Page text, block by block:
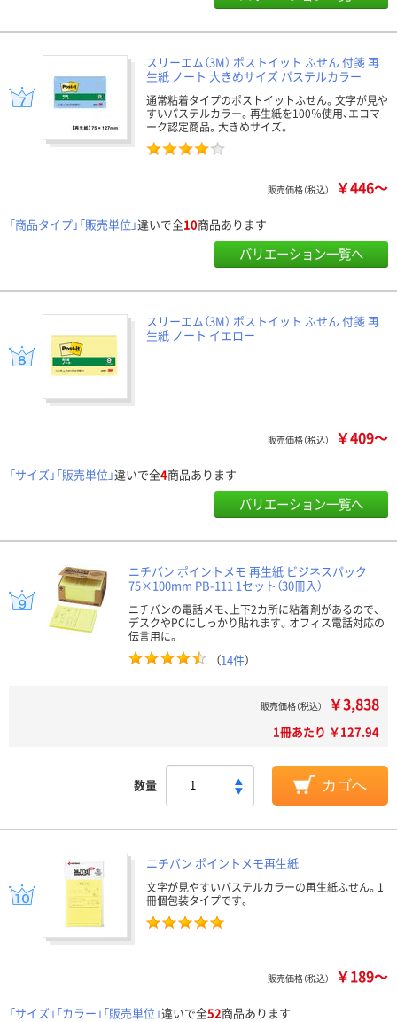
スリーエム（3M） ポストイット ふせん 付箋 再
生紙 ノート 大きめサイズ パステルカラー
通常粘着タイプのポストイットふせん。文字が見や
すいパステルカラー。再生紙を100％使用、エコマ
ーク認定商品。大きめサイズ。
販売価格（税込） ￥446～
「商品タイプ」「販売単位」違いで全10商品あります
バリエーション一覧へ
スリーエム（3M） ポストイット ふせん 付箋 再
生紙 ノート イエロー
販売価格（税込） ￥409～
「サイズ」「販売単位」違いで全4商品あります
バリエーション一覧へ
ニチバン ポイントメモ 再生紙 ビジネスパック
75×100mm PB-111 1セット（30冊入）
ニチバンの電話メモ、上下2カ所に粘着剤があるので、
デスクやPCにしっかり貼れます。オフィス電話対応の
伝言用に。
（14件）
販売価格（税込） ￥3,838
1冊あたり ￥127.94
数量 カゴへ
ニチバン ポイントメモ再生紙
文字が見やすいパステルカラーの再生紙ふせん。1
冊個包装タイプです。
販売価格（税込） ￥189～
「サイズ」「カラー」「販売単位」違いで全52商品あります